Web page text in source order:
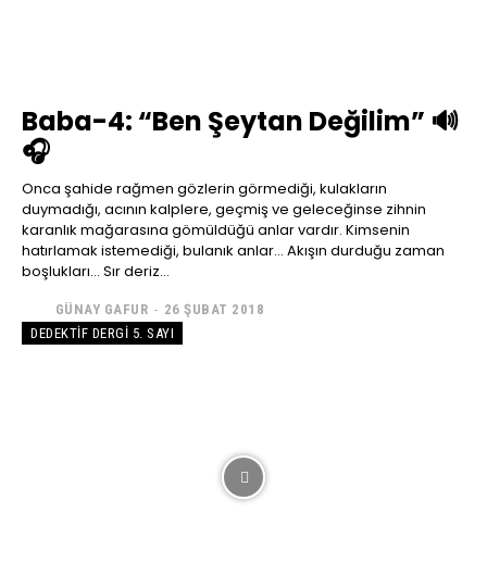
Baba-4: “Ben Şeytan Değilim” 🔊
🎧
Onca şahide rağmen gözlerin görmediği, kulakların
duymadığı, acının kalplere, geçmiş ve geleceğinse zihnin
karanlık mağarasına gömüldüğü anlar vardır. Kimsenin
hatırlamak istemediği, bulanık anlar… Akışın durduğu zaman
boşlukları… Sır deriz...
GÜNAY GAFUR - 26 ŞUBAT 2018
DEDEKTIF DERGI 5. SAYI